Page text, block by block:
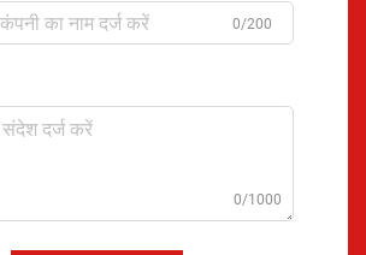
0/200
0/1000